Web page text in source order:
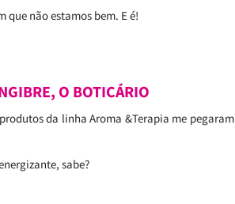
que não estamos bem. E é!
O BOTICÁRIO
da linha Aroma &Terapia me pegaram
sabe?